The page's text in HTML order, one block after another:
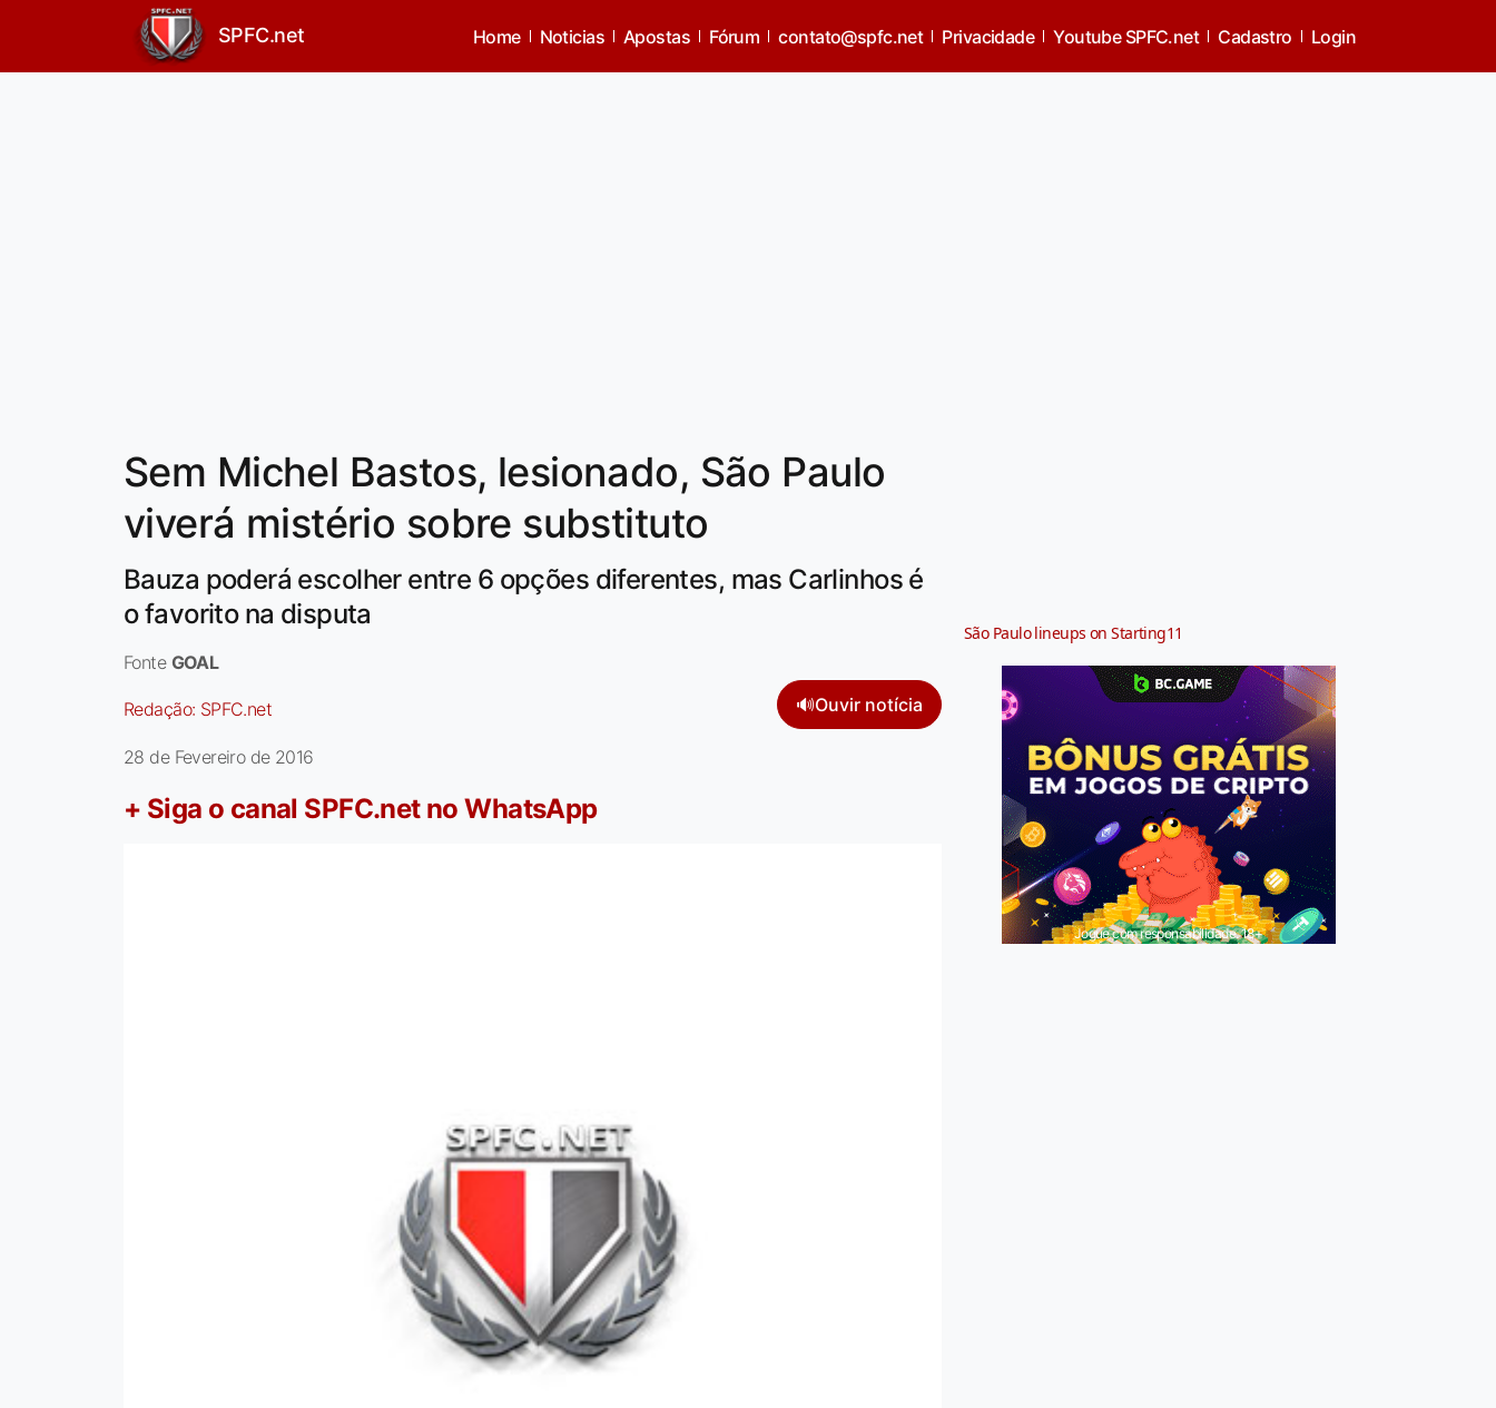
SPFC.net Home Noticias Apostas Fórum contato@spfc.net Privacidade Youtube SPFC.net Cadastro Login
Sem Michel Bastos, lesionado, São Paulo
viverá mistério sobre substituto
Bauza poderá escolher entre 6 opções diferentes, mas Carlinhos é
o favorito na disputa
Fonte GOAL
Redação: SPFC.net 🔊Ouvir notícia
28 de Fevereiro de 2016
+ Siga o canal SPFC.net no WhatsApp
São Paulo lineups on Starting11
Jogue com responsabilidade. 18+